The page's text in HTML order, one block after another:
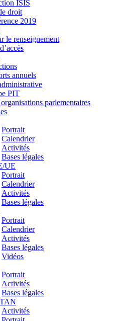
ISIS
droit
2019
le renseignement
annuels
PIT
parlementaires
Portrait
Calendrier
Activités
Bases légales
UE
Portrait
Calendrier
Activités
Bases légales
Portrait
Calendrier
Activités
Bases légales
Vidéos
Portrait
Activités
Bases légales
Activités